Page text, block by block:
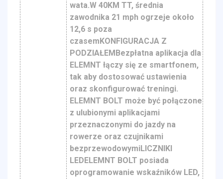
wata.W 40KM TT, średnia
zawodnika 21 mph ogrzeje około
12,6 s poza
czasemKONFIGURACJA Z
PODZIAŁEMBezpłatna aplikacja dla
ELEMNT łączy się ze smartfonem,
tak aby dostosować ustawienia
oraz skonfigurować treningi.
ELEMNT BOLT może być połączone
z ulubionymi aplikacjami
przeznaczonymi do jazdy na
rowerze oraz czujnikami
bezprzewodowymiLICZNIKI
LEDELEMNT BOLT posiada
oprogramowanie wskaźników LED,